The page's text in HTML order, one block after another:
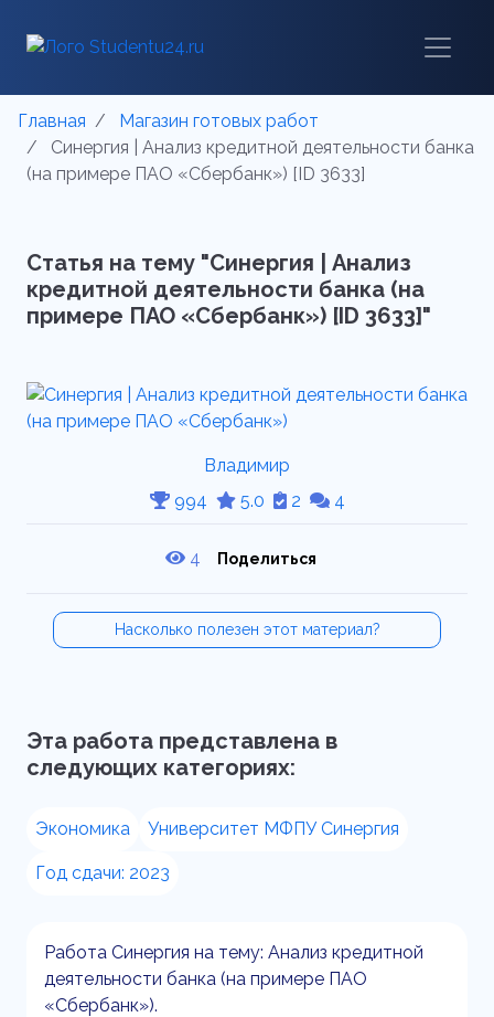
Главная
Магазин готовых работ
Синергия | Анализ кредитной деятельности банка
(на примере ПАО «Сбербанк») [ID 3633]
Статья на тему "Синергия | Анализ
кредитной деятельности банка (на
примере ПАО «Сбербанк») [ID 3633]"
Владимир
994
5.0 2 4
4 Поделиться
Насколько полезен этот материал?
Эта работа представлена в
следующих категориях:
Экономика Университет МФПУ Синергия
Год сдачи: 2023
Работа Синергия на тему: Анализ кредитной
деятельности банка (на примере ПАО
«Сбербанк»).